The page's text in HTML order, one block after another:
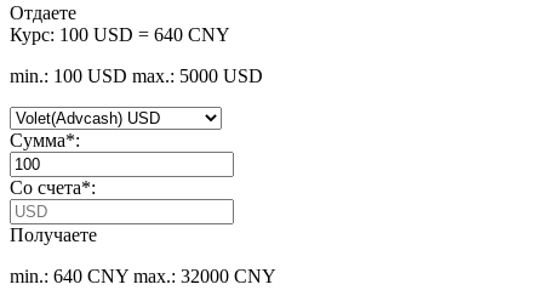
Отдаете
Курс: 100 USD = 640 CNY
min.: 100 USD max.: 5000 USD
Сумма*:
Со счета*:
Получаете
min.: 640 CNY max.: 32000 CNY